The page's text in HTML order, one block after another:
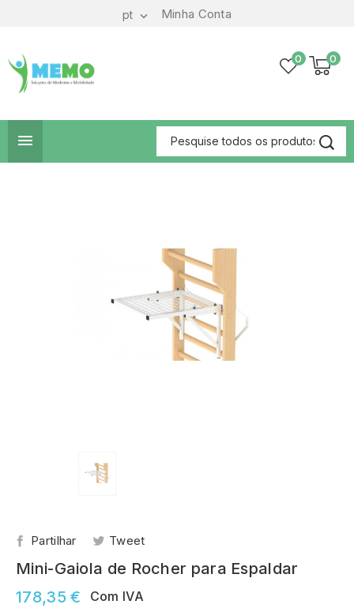
Minha Conta
pt 
0
0

Partilhar Tweet
Mini-Gaiola de Rocher para Espaldar
178,35 €
Com IVA